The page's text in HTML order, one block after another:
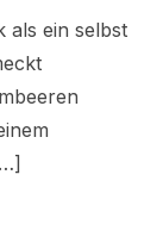
als ein selbst